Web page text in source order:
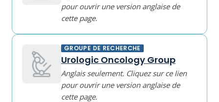
pour ouvrir une version anglaise de
cette page.
GROUPE DE RECHERCHE
Urologic Oncology Group
Anglais seulement. Cliquez sur ce lien
pour ouvrir une version anglaise de
cette page.